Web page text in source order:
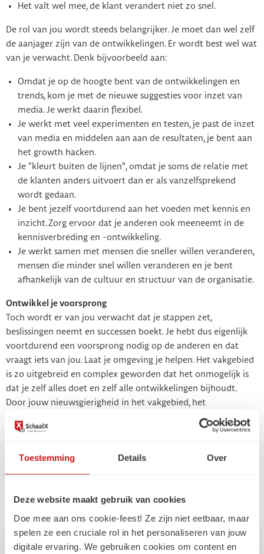
Toestemming Details Over
Deze website maakt gebruik van cookies
Doe mee aan ons cookie-feest! Ze zijn niet eetbaar, maar
spelen ze een cruciale rol in het personaliseren van jouw
digitale ervaring. We gebruiken cookies om content en
Het valt wel mee, de klant verandert niet zo snel.
De rol van jou wordt steeds belangrijker. Je moet dan wel zelf
de aanjager zijn van de ontwikkelingen. Er wordt best wel wat
van je verwacht. Denk bijvoorbeeld aan:
Omdat je op de hoogte bent van de ontwikkelingen en
trends, kom je met de nieuwe suggesties voor inzet van
media. Je werkt daarin flexibel.
Je werkt met veel experimenten en testen, je past de inzet
van media en middelen aan aan de resultaten, je bent aan
het growth hacken.
Je “kleurt buiten de lijnen”, omdat je soms de relatie met
de klanten anders uitvoert dan er als vanzelfsprekend
wordt gedaan.
Je bent jezelf voortdurend aan het voeden met kennis en
inzicht. Zorg ervoor dat je anderen ook meeneemt in de
kennisverbreding en -ontwikkeling.
Je werkt samen met mensen die sneller willen veranderen,
mensen die minder snel willen veranderen en je bent
afhankelijk van de cultuur en structuur van de organisatie.
Ontwikkel je voorsprong
Toch wordt er van jou verwacht dat je stappen zet,
beslissingen neemt en successen boekt. Je hebt dus eigenlijk
voortdurend een voorsprong nodig op de anderen en dat
vraagt iets van jou. Laat je omgeving je helpen. Het vakgebied
is zo uitgebreid en complex geworden dat het onmogelijk is
dat je zelf alles doet en zelf alle ontwikkelingen bijhoudt.
Door jouw nieuwsgierigheid in het vakgebied, het
samenwerken met collega’s en andere deskundigen en het
voortdurend “bijscholen” van jou en je collega’s, ontwikkel je
je de voorsprong die je nodig hebt en jou het succes brengt.